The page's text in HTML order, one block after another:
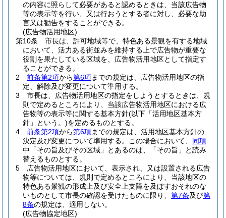
の内容に照らして必要があると認めるときは、当該広告物
等の表示等を行い、又は行おうとする者に対し、必要な助
言又は勧告をすることができる。
(広告物活用地区)
第10条
市長は、許可地域等で、特色ある景観を有する地域
において、活力ある街並みを維持する上で広告物が重要な
役割を果たしている区域を、広告物活用地区として指定す
ることができる。
2
前条第2項から第6項までの規定は、広告物活用地区の指
定、解除及び変更について準用する。
3
市長は、広告物活用地区の指定をしようとするときは、規
則で定めるところにより、当該広告物活用地区における広
告物等の表示等に関する基本方針(以下「活用地区基本方
針」という。)を定めるものとする。
4
前条第2項から第6項までの規定は、活用地区基本方針の
決定及び変更について準用する。
この場合において、 同項
中「その旨及びその区域」とあるのは、「その旨」と読み
替えるものとする。
5
広告物活用地区において、表示され、又は設置される広告
物等については、規則で定めるところにより、当該地区の
特色ある景観の形成上及び安全上支障を及ぼすおそれのな
いものとして市長の確認を受けたものに限り、 第7条及び第
8条の規定は、適用しない。
(広告物協定地区)